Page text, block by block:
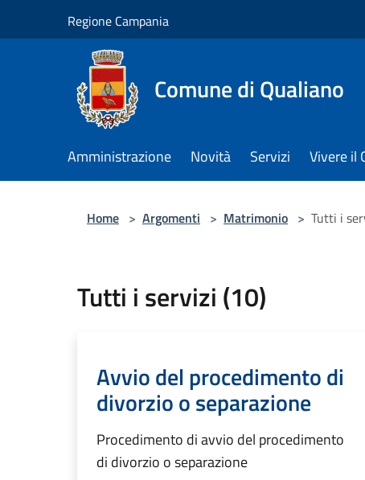
Regione Campania
Comune di Qualiano
Amministrazione Novità Servizi Vivere il
Home > Argomenti > Matrimonio > Tutti i
Tutti i servizi (10)
Avvio del procedimento di
divorzio o separazione
Procedimento di avvio del procedimento
di divorzio o separazione